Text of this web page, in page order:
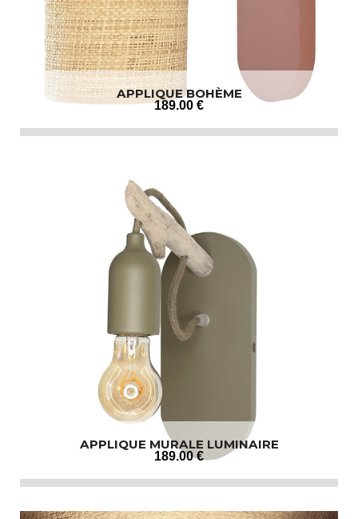
APPLIQUE BOHÈME
189.00 €
APPLIQUE MURALE LUMINAIRE
189.00 €